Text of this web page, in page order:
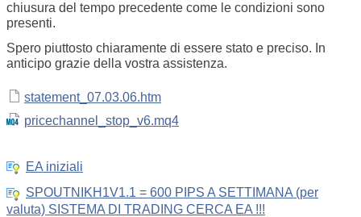
chiusura del tempo precedente come le condizioni sono
presenti.
Spero piuttosto chiaramente di essere stato e preciso. In
anticipo grazie della vostra assistenza.
statement_07.03.06.htm
pricechannel_stop_v6.mq4
EA iniziali
SPOUTNIKH1V1.1 = 600 PIPS A SETTIMANA (per
valuta) SISTEMA DI TRADING CERCA EA !!!